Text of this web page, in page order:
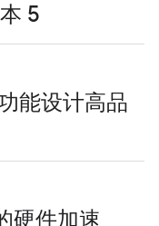
5
能设计高品
硬件加速